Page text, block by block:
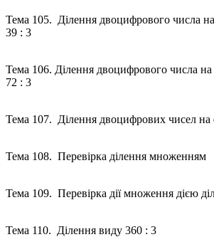
Тема 105. Ділення двоцифрового числа
39 : 3
Тема 106. Ділення двоцифрового числа
72 : 3
Тема 107. Ділення двоцифрових чисел
Тема 108. Перевірка ділення множенням
Тема 109. Перевірка дії множення дією
Тема 110. Ділення виду 360 : 3